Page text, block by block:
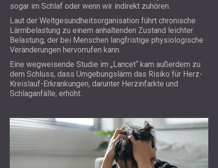
sogar im Schlaf oder wenn wir indirekt zuhören.
Laut der Weltgesundheitsorganisation führt chronische
Lärmbelastung zu einem anhaltenden Zustand leichter
Belastung, der bei Menschen langfristige physiologische
Veränderungen hervorrufen kann.
Eine wegweisende Studie im „Lancet“ kam außerdem zu
dem Schluss, dass Umgebungslärm das Risiko für Herz-
Kreislauf-Erkrankungen, darunter Herzinfarkte und
Schlaganfälle, erhöht.